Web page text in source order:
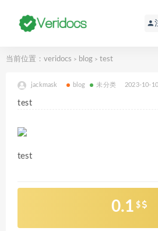
当前位置： veridocs > blog > test
jackmask blog 未分类 2023-10-10
test
test
0.1 $